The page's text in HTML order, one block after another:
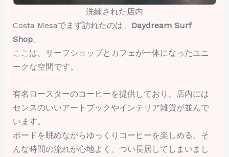
洗練された店内
Costa Mesaでまず訪れたのは、 Daydream Surf
Shop。
ここは、サーフショップとカフェが一体になったユニ
ークな空間です。
有名ロースターのコーヒーを提供しており、店内には
センスのいいアートブックやインテリア雑貨が並んで
います。
ボードを眺めながらゆっくりコーヒーを楽しめる、そ
んな時間の流れが心地よく、つい長居してしまいまし